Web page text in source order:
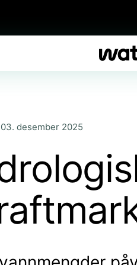
03. desember 2025